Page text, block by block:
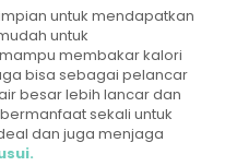
untuk mendapatkan
untuk
membakar kalori
bisa sebagai pelancar
besar lebih lancar dan
sekali untuk
dan juga menjaga